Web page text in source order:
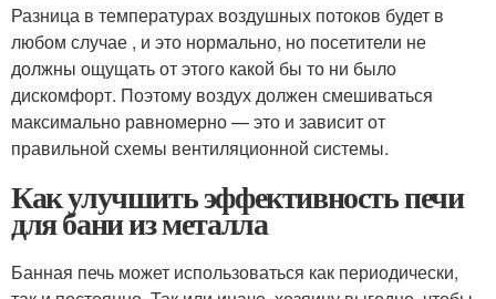
Разница в температурах воздушных потоков будет в
любом случае , и это нормально, но посетители не
должны ощущать от этого какой бы то ни было
дискомфорт. Поэтому воздух должен смешиваться
максимально равномерно — это и зависит от
правильной схемы вентиляционной системы.
Как улучшить эффективность печи
для бани из металла
Банная печь может использоваться как периодически,